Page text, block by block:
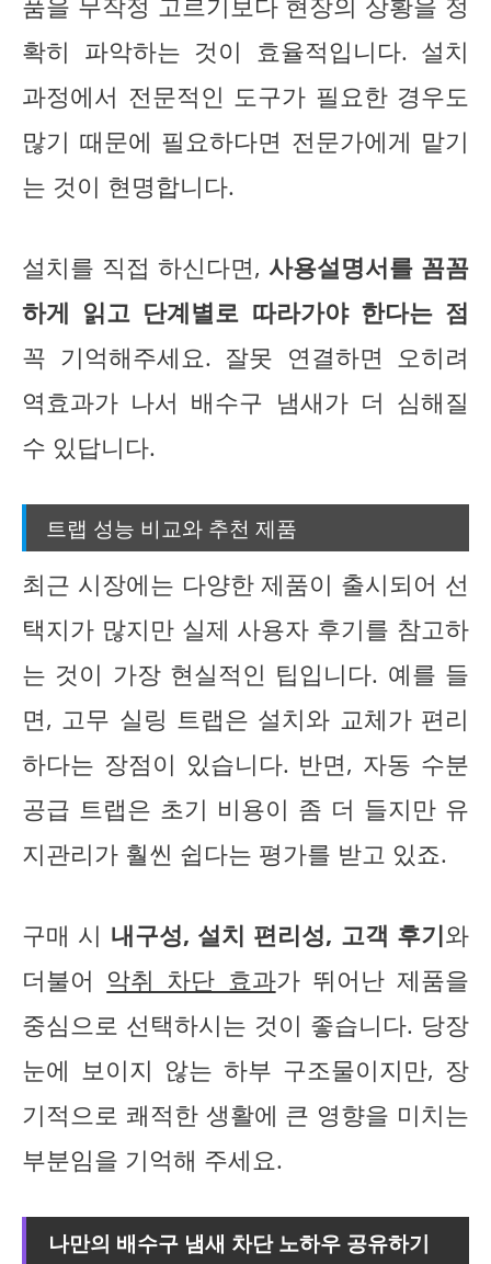
확히 파악하는 것이 효율적입니다. 설치
과정에서 전문적인 도구가 필요한 경우도
많기 때문에 필요하다면 전문가에게 맡기
는 것이 현명합니다.
설치를 직접 하신다면, 사용설명서를 꼼꼼
하게 읽고 단계별로 따라가야 한다는 점
꼭 기억해주세요. 잘못 연결하면 오히려
역효과가 나서 배수구 냄새가 더 심해질
수 있답니다.
트랩 성능 비교와 추천 제품
최근 시장에는 다양한 제품이 출시되어 선
택지가 많지만 실제 사용자 후기를 참고하
는 것이 가장 현실적인 팁입니다. 예를 들
면, 고무 실링 트랩은 설치와 교체가 편리
하다는 장점이 있습니다. 반면, 자동 수분
공급 트랩은 초기 비용이 좀 더 들지만 유
지관리가 훨씬 쉽다는 평가를 받고 있죠.
구매 시 내구성, 설치 편리성, 고객 후기와
더불어 악취 차단 효과가 뛰어난 제품을
중심으로 선택하시는 것이 좋습니다. 당장
눈에 보이지 않는 하부 구조물이지만, 장
기적으로 쾌적한 생활에 큰 영향을 미치는
부분임을 기억해 주세요.
나만의 배수구 냄새 차단 노하우 공유하기